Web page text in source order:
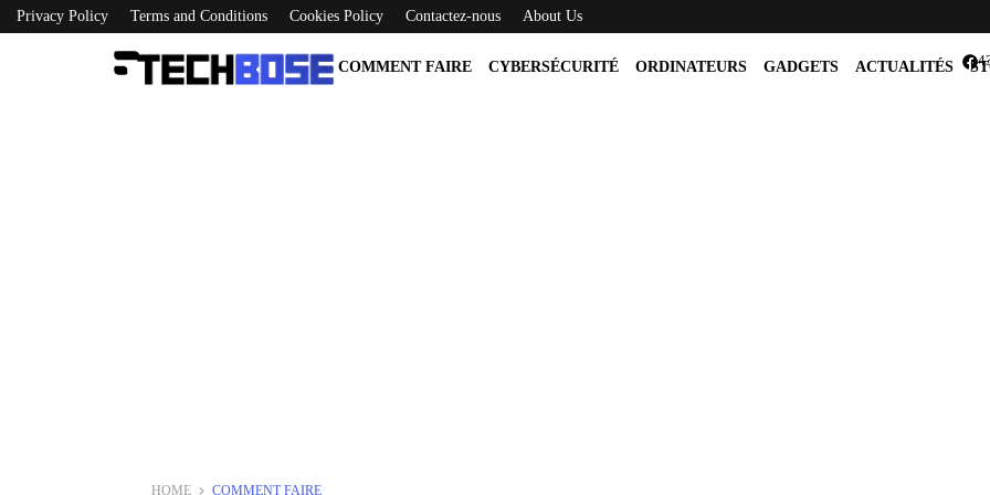
Privacy Policy Terms and Conditions Cookies Policy Contactez-nous About Us
COMMENT FAIRE CYBERSÉCURITÉ ORDINATEURS GADGETS ACTUALITÉS
HOME COMMENT FAIRE